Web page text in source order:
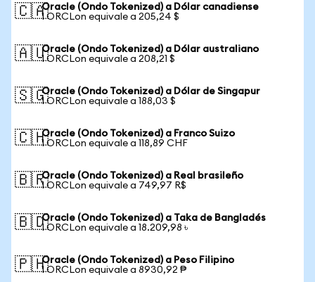
🇨🇦Oracle (Ondo Tokenized) a Dólar canadiense
1 ORCLon equivale a 205,24 $
🇦🇺Oracle (Ondo Tokenized) a Dólar australiano
1 ORCLon equivale a 208,21 $
🇸🇬Oracle (Ondo Tokenized) a Dólar de Singapur
1 ORCLon equivale a 188,03 $
🇨🇭Oracle (Ondo Tokenized) a Franco Suizo
1 ORCLon equivale a 118,89 CHF
🇧🇷Oracle (Ondo Tokenized) a Real brasileño
1 ORCLon equivale a 749,97 R$
🇧🇩Oracle (Ondo Tokenized) a Taka de Bangladés
1 ORCLon equivale a 18.209,98 ৳
🇵🇭Oracle (Ondo Tokenized) a Peso Filipino
1 ORCLon equivale a 8930,92 ₱